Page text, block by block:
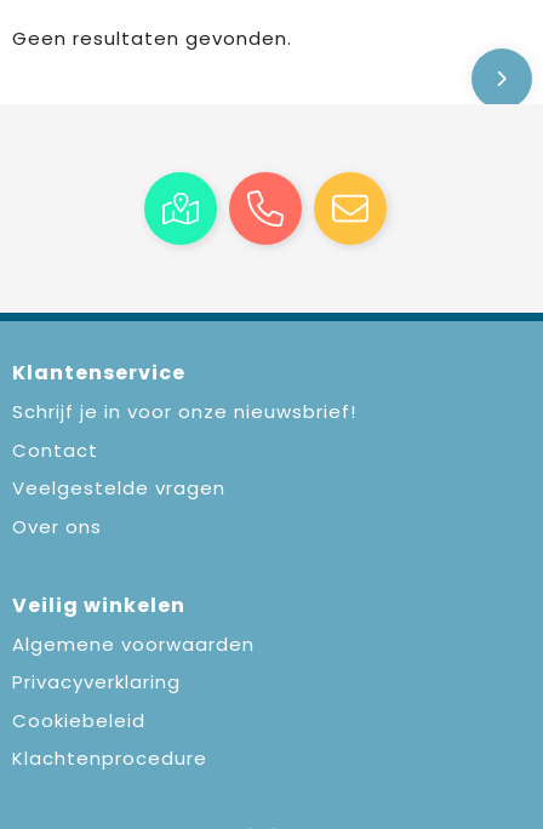
Geen resultaten gevonden.
Klantenservice
Schrijf je in voor onze nieuwsbrief!
Contact
Veelgestelde vragen
Over ons
Veilig winkelen
Algemene voorwaarden
Privacyverklaring
Cookiebeleid
Klachtenprocedure